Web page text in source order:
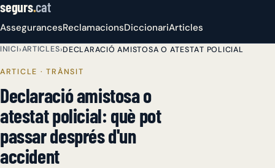
segurs.cat
AssegurancesReclamacionsDiccionariArticles
INICI›ARTICLES›DECLARACIÓ AMISTOSA O ATESTAT POLICIAL
ARTICLE · TRÀNSIT
Declaració amistosa o
atestat policial: què pot
passar després d'un
accident